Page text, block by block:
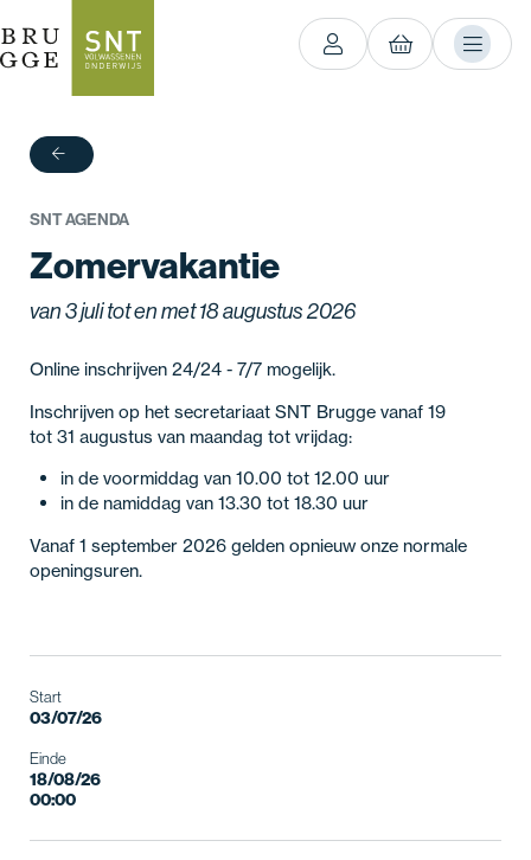
terug
Start
03/07/26
Einde
18/08/26
00:00
SNT AGENDA
Zomervakantie
van 3 juli tot en met 18 augustus 2026
Online inschrijven 24/24 - 7/7 mogelijk.
Inschrijven op het secretariaat SNT Brugge vanaf 19
tot 31 augustus van maandag tot vrijdag:
in de voormiddag van 10.00 tot 12.00 uur
in de namiddag van 13.30 tot 18.30 uur
Vanaf 1 september 2026 gelden opnieuw onze normale
openingsuren.